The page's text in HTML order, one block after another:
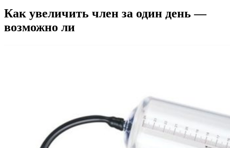
Как увеличить член за один день —
возможно ли